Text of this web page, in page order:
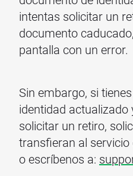
intentas solicitar un
documento
pantalla con un error.
Sin embargo, si
identidad actualizado
solicitar un retiro,
transfieran al
o escríbenos a: